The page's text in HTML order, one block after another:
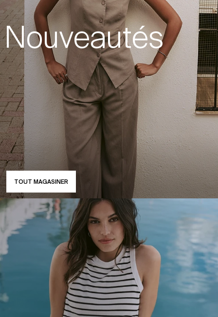
Nouveautés
TOUT MAGASINER